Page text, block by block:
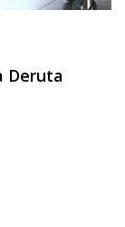
Deruta